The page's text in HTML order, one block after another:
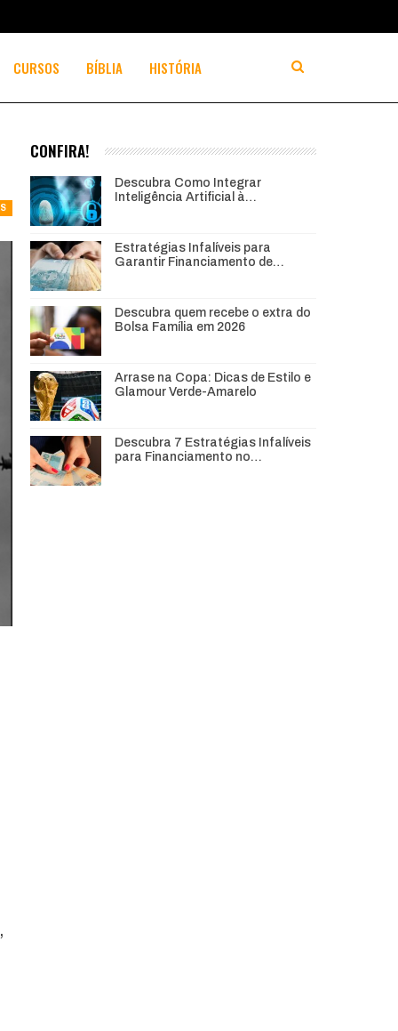
CURSOS BÍBLIA HISTÓRIA
CONFIRA!
Descubra Como Integrar
Inteligência Artificial à…
Estratégias Infalíveis para
Garantir Financiamento de…
Descubra quem recebe o extra do
Bolsa Família em 2026
Arrase na Copa: Dicas de Estilo e
Glamour Verde-Amarelo
Descubra 7 Estratégias Infalíveis
para Financiamento no…